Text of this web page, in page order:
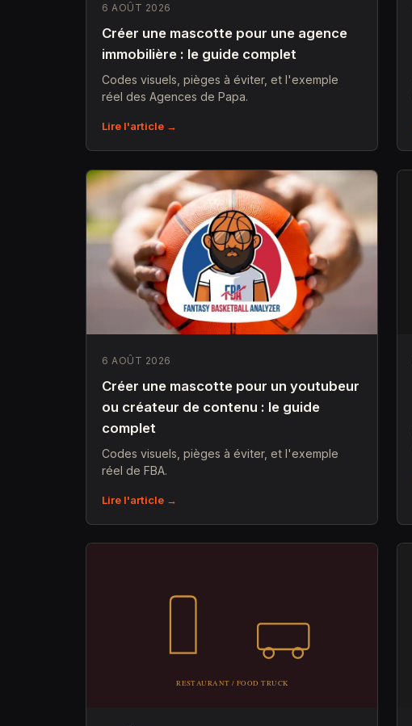
6 AOÛT 2026
Créer une mascotte pour une agence
immobilière : le guide complet
Codes visuels, pièges à éviter, et l'exemple
réel des Agences de Papa.
Lire l'article →
6 AOÛT 2026
Créer une mascotte pour un youtubeur
ou créateur de contenu : le guide
complet
Codes visuels, pièges à éviter, et l'exemple
réel de FBA.
Lire l'article →